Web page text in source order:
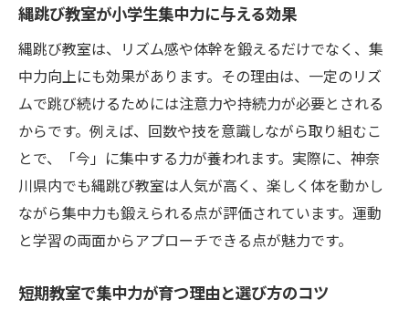
縄跳び教室が小学生集中力に与える効果
縄跳び教室は、リズム感や体幹を鍛えるだけでなく、集
中力向上にも効果があります。その理由は、一定のリズ
ムで跳び続けるためには注意力や持続力が必要とされる
からです。例えば、回数や技を意識しながら取り組むこ
とで、「今」に集中する力が養われます。実際に、神奈
川県内でも縄跳び教室は人気が高く、楽しく体を動かし
ながら集中力も鍛えられる点が評価されています。運動
と学習の両面からアプローチできる点が魅力です。
短期教室で集中力が育つ理由と選び方のコツ